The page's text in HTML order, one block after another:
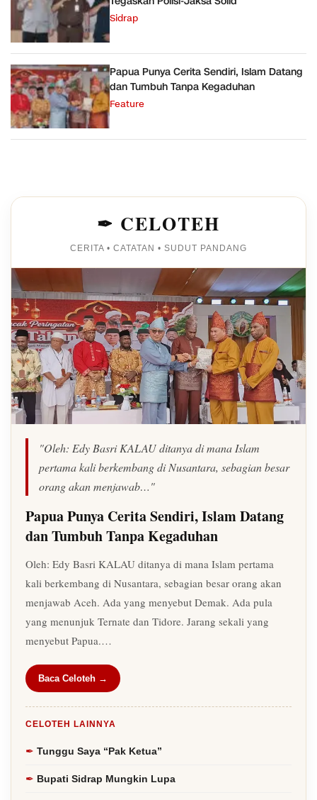
Sidrap
Papua Punya Cerita Sendiri, Islam Datang
dan Tumbuh Tanpa Kegaduhan
Feature
✒ CELOTEH
CERITA • CATATAN • SUDUT PANDANG
"Oleh: Edy Basri KALAU ditanya di mana Islam
pertama kali berkembang di Nusantara, sebagian besar
orang akan menjawab…"
Papua Punya Cerita Sendiri, Islam Datang
dan Tumbuh Tanpa Kegaduhan
Oleh: Edy Basri KALAU ditanya di mana Islam pertama
kali berkembang di Nusantara, sebagian besar orang akan
menjawab Aceh. Ada yang menyebut Demak. Ada pula
yang menunjuk Ternate dan Tidore. Jarang sekali yang
menyebut Papua.…
Baca Celoteh →
CELOTEH LAINNYA
Tunggu Saya “Pak Ketua”
Bupati Sidrap Mungkin Lupa